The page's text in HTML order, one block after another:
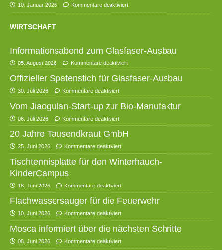
10. Januar 2026 Kommentare deaktiviert
WIRTSCHAFT
Informationsabend zum Glasfaser-Ausbau
05. August 2026 Kommentare deaktiviert
Offizieller Spatenstich für Glasfaser-Ausbau
30. Juli 2026 Kommentare deaktiviert
Vom Jiaogulan-Start-up zur Bio-Manufaktur
06. Juli 2026 Kommentare deaktiviert
20 Jahre Tausendkraut GmbH
25. Juni 2026 Kommentare deaktiviert
Tischtennisplatte für den Winterhauch-
KinderCampus
18. Juni 2026 Kommentare deaktiviert
Flachwassersauger für die Feuerwehr
10. Juni 2026 Kommentare deaktiviert
Mosca informiert über die nächsten Schritte
08. Juni 2026 Kommentare deaktiviert